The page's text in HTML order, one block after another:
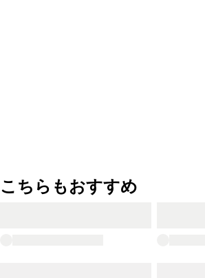
こちらもおすすめ